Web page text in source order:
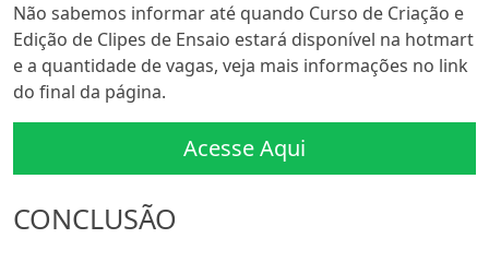
Não sabemos informar até quando Curso de Criação e
Edição de Clipes de Ensaio estará disponível na hotmart
e a quantidade de vagas, veja mais informações no link
do final da página.
Acesse Aqui
CONCLUSÃO